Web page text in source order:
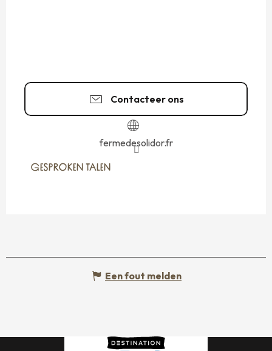
Contacteer ons
fermedesolidor.fr
GESPROKEN TALEN
GESPROKEN TALEN
Een fout melden